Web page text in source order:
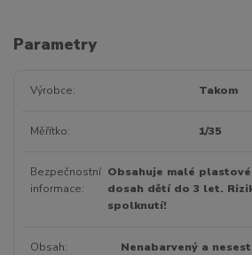
Parametry
Výrobce Takom
Měřítko 1/35
Bezpečnostní
informace
Obsahuje malé
dosah dětí do 3 let.
spolknutí!
Obsah
Nenabarvený a